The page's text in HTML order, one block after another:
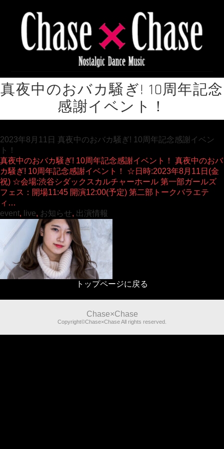
真夜中のおバカ騒ぎ! 10周年記念
感謝イベント！
2023年8月11日 真夜中のおバカ騒ぎ! 10周年記念感謝イベン
ト！
真夜中のおバカ騒ぎ! 10周年記念感謝イベント！ 真夜中のおバ
カ騒ぎ! 10周年記念感謝イベント！ ☆日時:2023年8月11日(金
祝) ☆会場:渋谷シダックスカルチャーホール 第一部ガールズ
フェス：開場11:45 開演12:00(予定) 第二部トークバラエテ
ィ…
event, live, お知らせ, 出演情報
トップページに戻る
Chase×Chase
Copyright©Chase×Chase All rights reserved.